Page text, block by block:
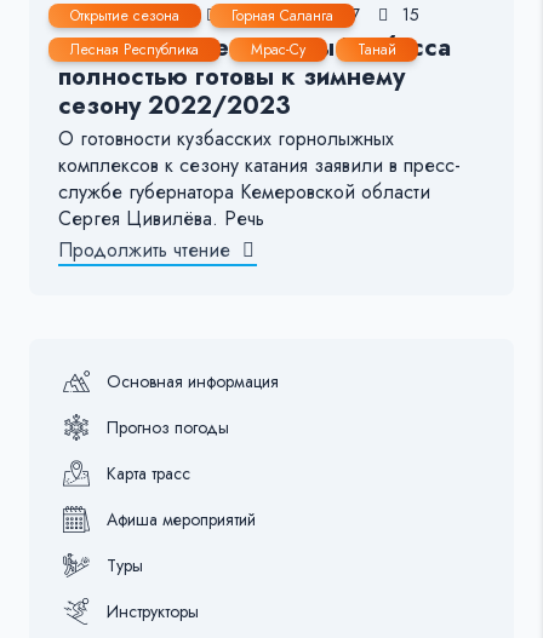
Открытие сезона
Горная Саланга
Лесная Республика
Мрас-Су Танай
10 Ноя, 2022 1-2 мин. 437 15
Горнолыжные курорты Кузбасса
полностью готовы к зимнему
сезону 2022/2023
О готовности кузбасских горнолыжных
комплексов к сезону катания заявили в пресс-
службе губернатора Кемеровской области
Сергея Цивилёва. Речь
Продолжить чтение
Основная информация
Прогноз погоды
Карта трасс
Афиша мероприятий
Туры
Инструкторы